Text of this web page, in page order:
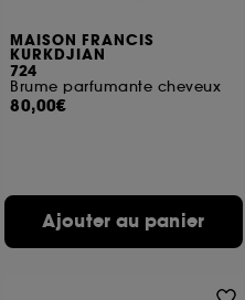
MAISON FRANCIS
KURKDJIAN
724
Brume parfumante cheveux
80,00€
Ajouter au panier